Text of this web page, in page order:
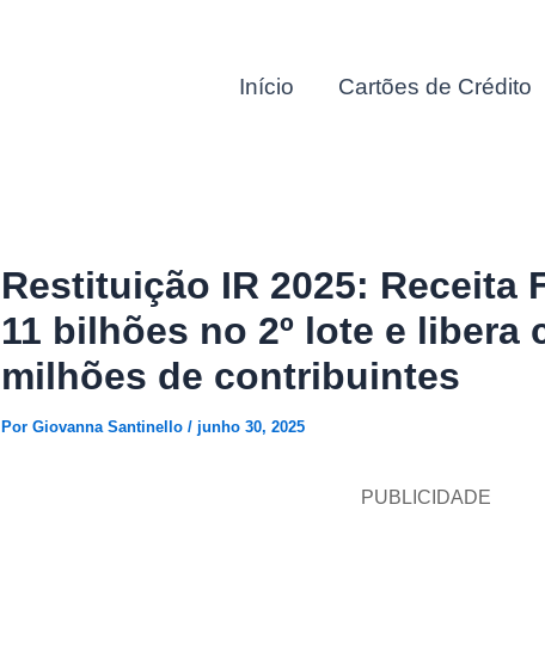
Início Cartões de Crédito
Restituição IR 2025: Receita
11 bilhões no 2º lote e libera
milhões de contribuintes
Por Giovanna Santinello / junho 30, 2025
PUBLICIDADE